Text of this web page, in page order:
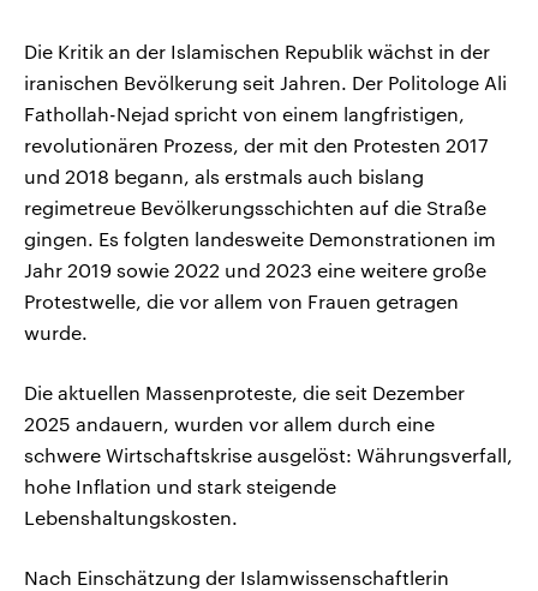
Die Kritik an der Islamischen Republik wächst in der
iranischen Bevölkerung seit Jahren. Der Politologe Ali
Fathollah-Nejad spricht von einem langfristigen,
revolutionären Prozess, der mit den Protesten 2017
und 2018 begann, als erstmals auch bislang
regimetreue Bevölkerungsschichten auf die Straße
gingen. Es folgten landesweite Demonstrationen im
Jahr 2019 sowie 2022 und 2023 eine weitere große
Protestwelle, die vor allem von Frauen getragen
wurde.
Die aktuellen Massenproteste, die seit Dezember
2025 andauern, wurden vor allem durch eine
schwere Wirtschaftskrise ausgelöst: Währungsverfall,
hohe Inflation und stark steigende
Lebenshaltungskosten.
Nach Einschätzung der Islamwissenschaftlerin